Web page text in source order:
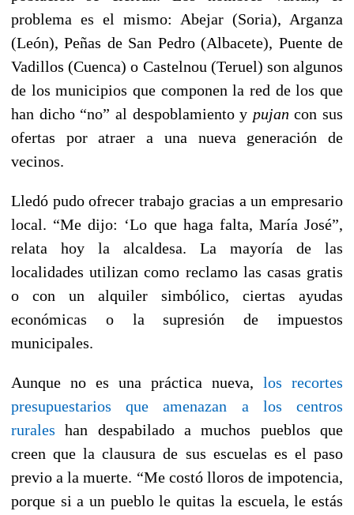
problema es el mismo: Abejar (Soria), Arganza
(León), Peñas de San Pedro (Albacete), Puente de
Vadillos (Cuenca) o Castelnou (Teruel) son algunos
de los municipios que componen la red de los que
han dicho “no” al despoblamiento y pujan con sus
ofertas por atraer a una nueva generación de
vecinos.
Lledó pudo ofrecer trabajo gracias a un empresario
local. “Me dijo: ‘Lo que haga falta, María José”,
relata hoy la alcaldesa. La mayoría de las
localidades utilizan como reclamo las casas gratis
o con un alquiler simbólico, ciertas ayudas
económicas o la supresión de impuestos
municipales.
Aunque no es una práctica nueva, los recortes
presupuestarios que amenazan a los centros
rurales han despabilado a muchos pueblos que
creen que la clausura de sus escuelas es el paso
previo a la muerte. “Me costó lloros de impotencia,
porque si a un pueblo le quitas la escuela, le estás